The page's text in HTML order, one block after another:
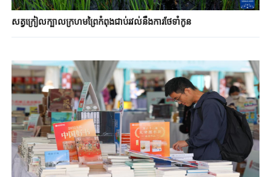
សត្វក្រៀលក្បាលក្រហមព្រៃកំពុងជាប់រវល់នឹងការថែទាំកូន